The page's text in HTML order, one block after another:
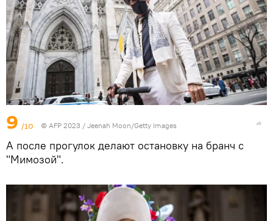
9 /10 © AFP 2023 / Jeenah Moon/Getty Images
А после прогулок делают остановку на бранч с
"Мимозой".